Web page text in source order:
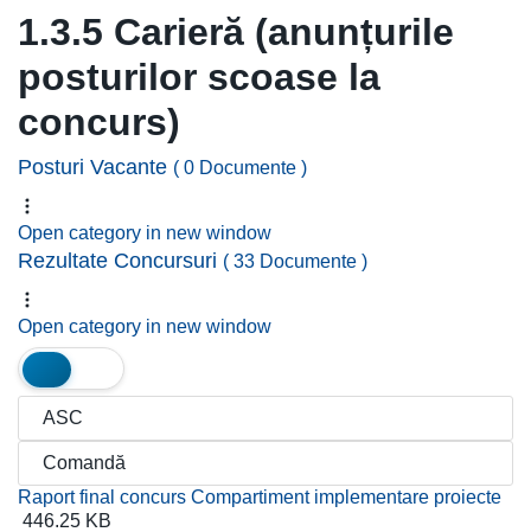
1.3.5 Carieră (anunțurile
posturilor scoase la
concurs)
Posturi Vacante ( 0 Documente )
Open category in new window
Rezultate Concursuri ( 33 Documente )
Open category in new window
Raport final concurs Compartiment implementare proiecte
446.25 KB